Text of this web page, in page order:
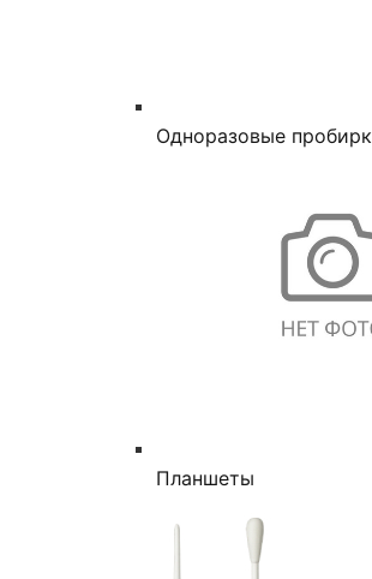
Одноразовые
Планшеты